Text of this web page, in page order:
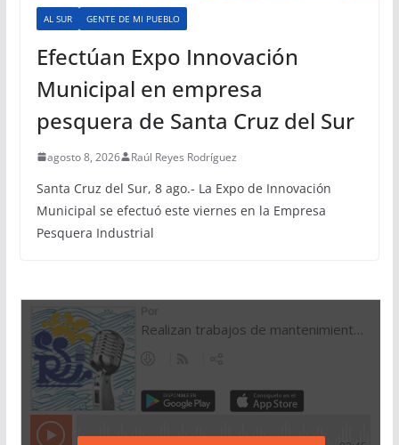
AL SUR GENTE DE MI PUEBLO
Efectúan Expo Innovación
Municipal en empresa
pesquera de Santa Cruz del Sur
agosto 8, 2026 Raúl Reyes Rodríguez
Santa Cruz del Sur, 8 ago.- La Expo de Innovación
Municipal se efectuó este viernes en la Empresa
Pesquera Industrial